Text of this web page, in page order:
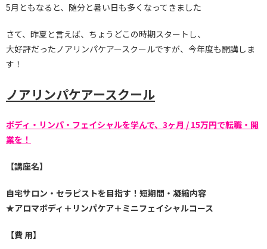
5月ともなると、随分と暑い日も多くなってきました
さて、昨夏と言えば、ちょうどこの時期スタートし、
大好評だったノアリンパケアースクールですが、今年度も開講しま
す！
ノアリンパケアースクール
ボディ・リンパ・フェイシャルを学んで、3ヶ月 / 15万円で転職・開
業を！
【講座名】
自宅サロン・セラピストを目指す！短期間・凝縮内容
★アロマボディ＋リンパケア＋ミニフェイシャルコース
【費 用】